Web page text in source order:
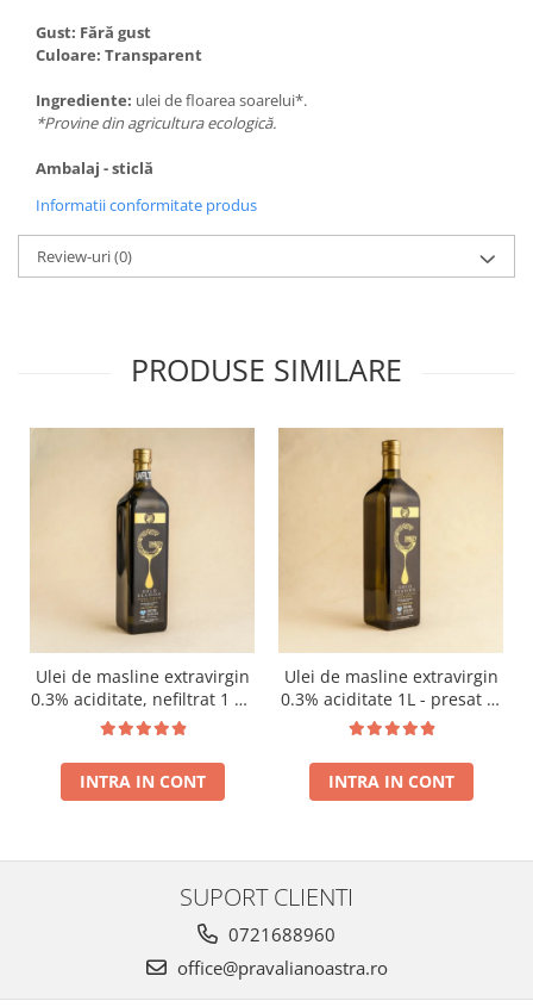
Gust: Fără gust
Culoare: Transparent
Ingrediente: ulei de floarea soarelui*.
*Provine din agricultura ecologică.
Ambalaj - sticlă
Informatii conformitate produs
Review-uri(0)
PRODUSE SIMILARE
Ulei de masline extravirgin
0.3% aciditate, nefiltrat 1 L -
presat la rece RECOLTA
INTRA IN CONT
Ulei de masline extravirgin
0.3% aciditate 1L - presat la
rece RECOLTA NOUA
INTRA IN CONT
SUPORT CLIENTI
0721688960
office@pravalianoastra.ro